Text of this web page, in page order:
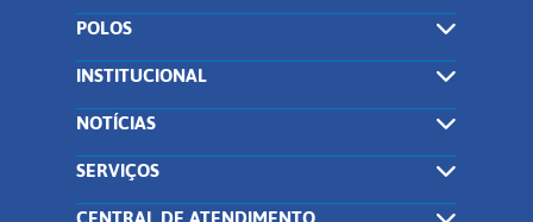
POLOS
INSTITUCIONAL
NOTÍCIAS
SERVIÇOS